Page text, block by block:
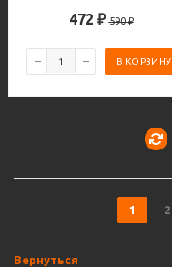
472 ₽ 590₽
В КОРЗИНУ
1 2
Вернуться